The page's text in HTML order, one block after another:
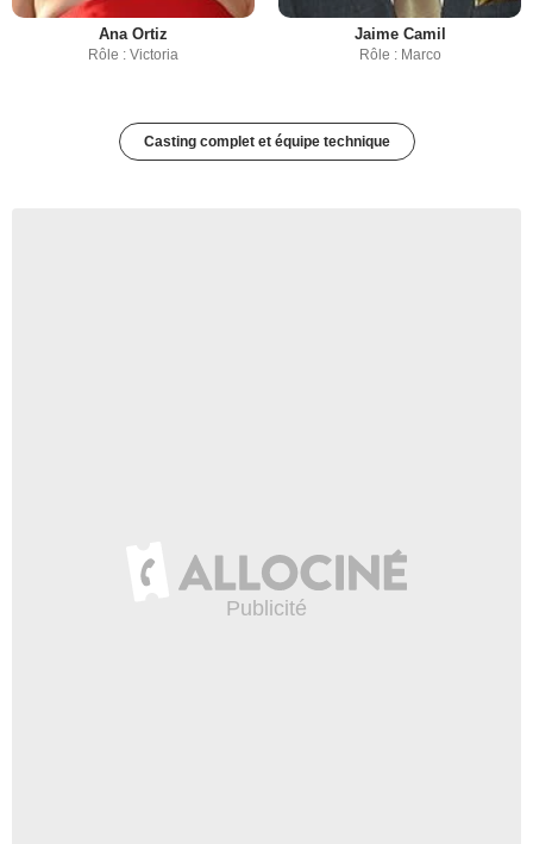
Ana Ortiz
Rôle : Victoria
Jaime Camil
Rôle : Marco
Casting complet et équipe technique